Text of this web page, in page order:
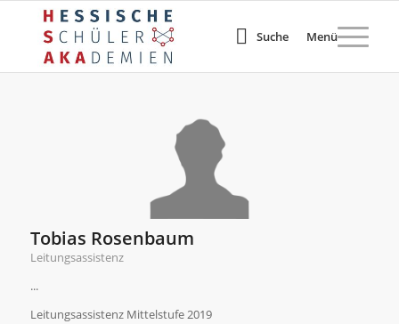
Suche Menü
Tobias Rosenbaum
Leitungsassistenz
...
Leitungsassistenz Mittelstufe 2019